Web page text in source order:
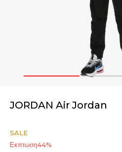
1 2
JORDAN Air Jordan
SALE
Εκπτωση44%